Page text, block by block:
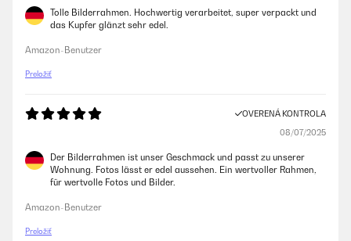
Tolle Bilderrahmen. Hochwertig verarbeitet, super verpackt und
das Kupfer glänzt sehr edel.
Amazon-Benutzer
Preložiť
OVERENÁ KONTROLA
08/07/2025
Der Bilderrahmen ist unser Geschmack und passt zu unserer
Wohnung. Fotos lässt er edel aussehen. Ein wertvoller Rahmen,
für wertvolle Fotos und Bilder.
Amazon-Benutzer
Preložiť